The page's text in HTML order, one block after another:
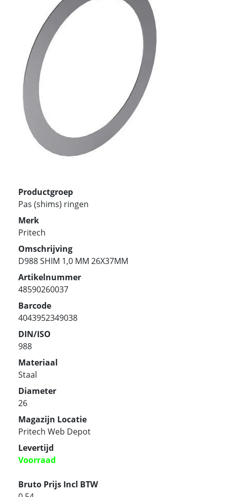
Productgroep
Pas (shims) ringen
Merk
Pritech
Omschrijving
D988 SHIM 1,0 MM 26X37MM
Artikelnummer
48590260037
Barcode
4043952349038
DIN/ISO
988
Materiaal
Staal
Diameter
26
Magazijn Locatie
Pritech Web Depot
Levertijd
Voorraad
Bruto Prijs Incl BTW